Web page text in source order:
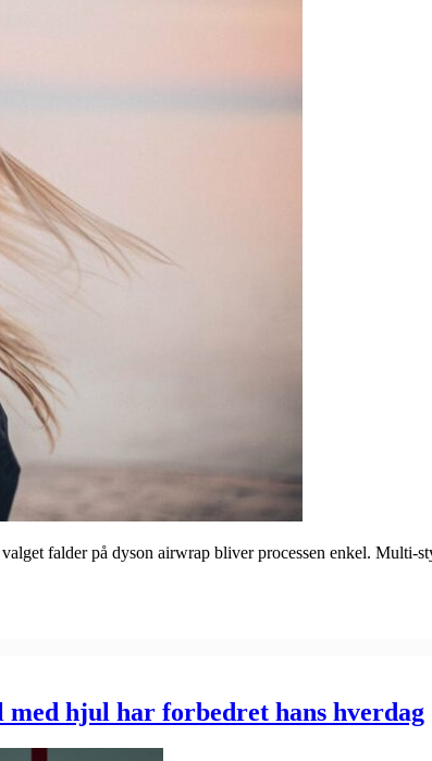
falder på dyson airwrap bliver processen enkel.
med hjul har forbedret hans hverdag